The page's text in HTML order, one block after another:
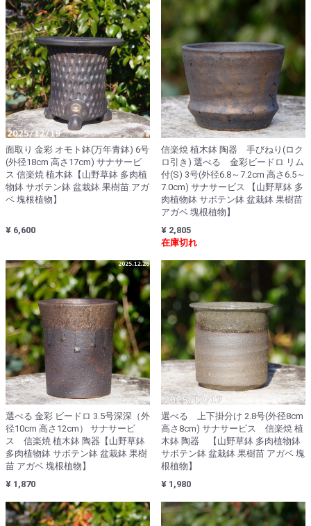
面取り 金彩 オモト鉢(万年青鉢) 6号
(外径18cm 高さ17cm) サナサービ
ス 信楽焼 植木鉢【山野草鉢 多肉植
物鉢 サボテン鉢 盆栽鉢 果樹苗 アガ
ベ 塊根植物】
¥ 6,600
信楽焼 植木鉢 陶器 手びねり(ロク
ロ引き) 選べる 金彩ビードロ リム
付(S) 3号(外径6.8～7.2cm 高さ6.5～
7.0cm) サナサービス 【山野草鉢 多
肉植物鉢 サボテン鉢 盆栽鉢 果樹苗
アガベ 塊根植物】
¥ 2,805
在庫切れ
選べる 金彩 ビードロ 3.5号深深（外
径10cm 高さ12cm） サナサービ
ス 信楽焼 植木鉢 陶器【山野草鉢
多肉植物鉢 サボテン鉢 盆栽鉢 果樹
苗 アガベ 塊根植物】
¥ 1,870
選べる 上下掛分け 2.8号(外径8cm
高さ8cm) サナサービス 信楽焼 植
木鉢 陶器 【山野草鉢 多肉植物鉢
サボテン鉢 盆栽鉢 果樹苗 アガベ 塊
根植物】
¥ 1,980